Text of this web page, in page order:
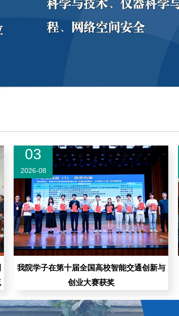
03
2026-08
我院学子在第十届全国高校智能交通创新与
创业大赛获奖